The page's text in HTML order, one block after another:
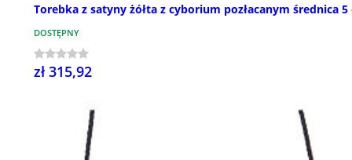
Torebka z satyny żółta z cyborium pozłacanym średnica 5
DOSTĘPNY
zł 315,92